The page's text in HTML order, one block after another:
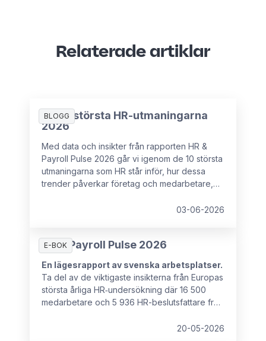
Relaterade artiklar
BLOGG
De 10 största HR-utmaningarna
2026
Med data och insikter från rapporten HR &
Payroll Pulse 2026 går vi igenom de 10 största
utmaningarna som HR står inför, hur dessa
trender påverkar företag och medarbetare,
ha det strategiska inflytande som krävs för att
03-06-2026
E-BOK
HR & Payroll Pulse 2026
En lägesrapport av svenska arbetsplatser.
Ta del av de viktigaste insikterna från Europas
största årliga HR‑undersökning där 16 500
medarbetare och 5 936 HR-beslutsfattare från
20-05-2026